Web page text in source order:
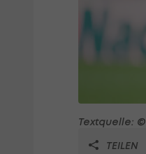
Textquelle: ©
TEILEN